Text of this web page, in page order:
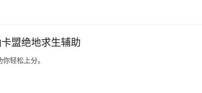
盟绝地求生辅助
轻松上分。